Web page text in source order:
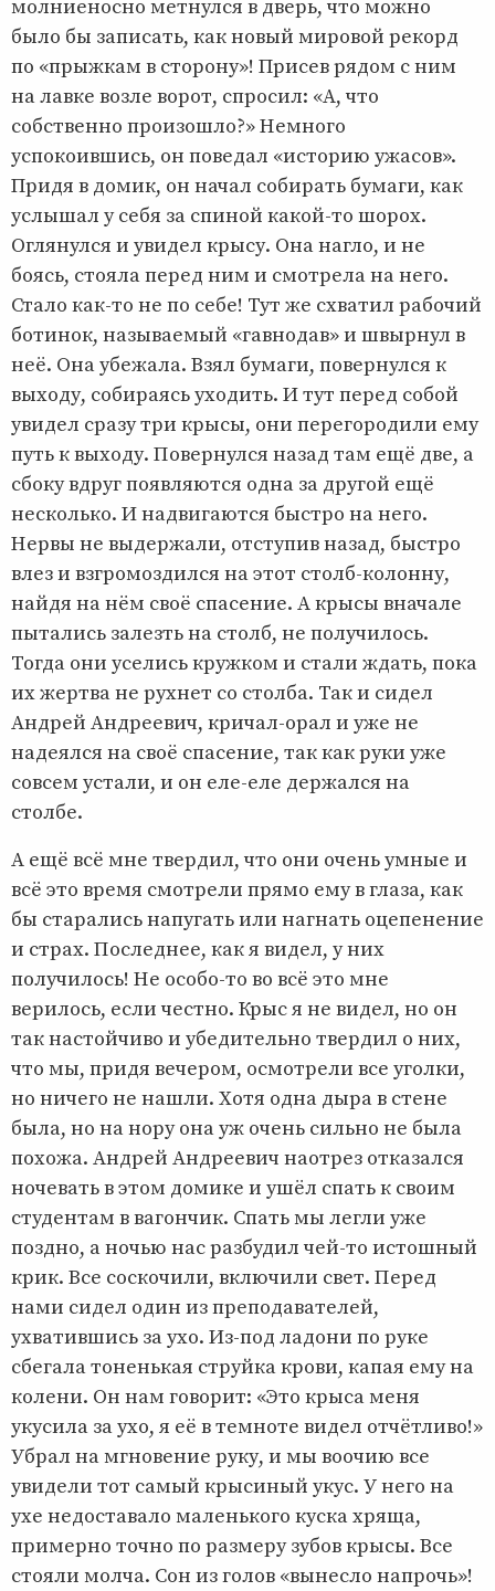
молниеносно метнулся в дверь, что можно
было бы записать, как новый мировой рекорд
по «прыжкам в сторону»! Присев рядом с ним
на лавке возле ворот, спросил: «А, что
собственно произошло?» Немного
успокоившись, он поведал «историю ужасов».
Придя в домик, он начал собирать бумаги, как
услышал у себя за спиной какой-то шорох.
Оглянулся и увидел крысу. Она нагло, и не
боясь, стояла перед ним и смотрела на него.
Стало как-то не по себе! Тут же схватил рабочий
ботинок, называемый «гавнодав» и швырнул в
неё. Она убежала. Взял бумаги, повернулся к
выходу, собираясь уходить. И тут перед собой
увидел сразу три крысы, они перегородили ему
путь к выходу. Повернулся назад там ещё две, а
сбоку вдруг появляются одна за другой ещё
несколько. И надвигаются быстро на него.
Нервы не выдержали, отступив назад, быстро
влез и взгромоздился на этот столб-колонну,
найдя на нём своё спасение. А крысы вначале
пытались залезть на столб, не получилось.
Тогда они уселись кружком и стали ждать, пока
их жертва не рухнет со столба. Так и сидел
Андрей Андреевич, кричал-орал и уже не
надеялся на своё спасение, так как руки уже
совсем устали, и он еле-еле держался на
столбе.
А ещё всё мне твердил, что они очень умные и
всё это время смотрели прямо ему в глаза, как
бы старались напугать или нагнать оцепенение
и страх. Последнее, как я видел, у них
получилось! Не особо-то во всё это мне
верилось, если честно. Крыс я не видел, но он
так настойчиво и убедительно твердил о них,
что мы, придя вечером, осмотрели все уголки,
но ничего не нашли. Хотя одна дыра в стене
была, но на нору она уж очень сильно не была
похожа. Андрей Андреевич наотрез отказался
ночевать в этом домике и ушёл спать к своим
студентам в вагончик. Спать мы легли уже
поздно, а ночью нас разбудил чей-то истошный
крик. Все соскочили, включили свет. Перед
нами сидел один из преподавателей,
ухватившись за ухо. Из-под ладони по руке
сбегала тоненькая струйка крови, капая ему на
колени. Он нам говорит: «Это крыса меня
укусила за ухо, я её в темноте видел отчётливо!»
Убрал на мгновение руку, и мы воочию все
увидели тот самый крысиный укус. У него на
ухе недоставало маленького куска хряща,
примерно точно по размеру зубов крысы. Все
стояли молча. Сон из голов «вынесло напрочь»!